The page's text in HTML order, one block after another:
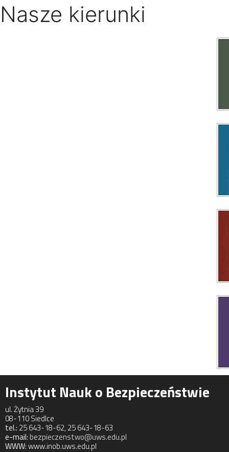
Nasze kierunki
Instytut Nauk o Bezpieczeństwie
ul. Żytnia 39
08-110 Siedlce
tel.: 25 643-18-62, 25 643-18-63
e-mail:bezpieczenstwo@uws.edu.pl
WWW:www.inob.uws.edu.pl